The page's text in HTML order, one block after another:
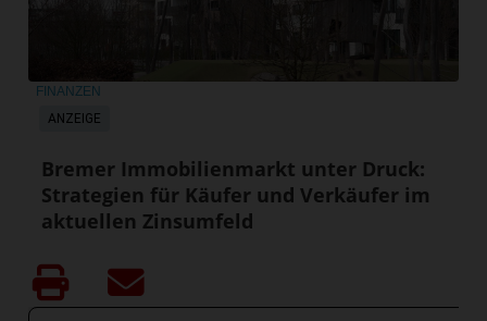
ANZEIGE
FINANZEN
Bremer Immobilienmarkt unter Druck:
Strategien für Käufer und Verkäufer im
aktuellen Zinsumfeld